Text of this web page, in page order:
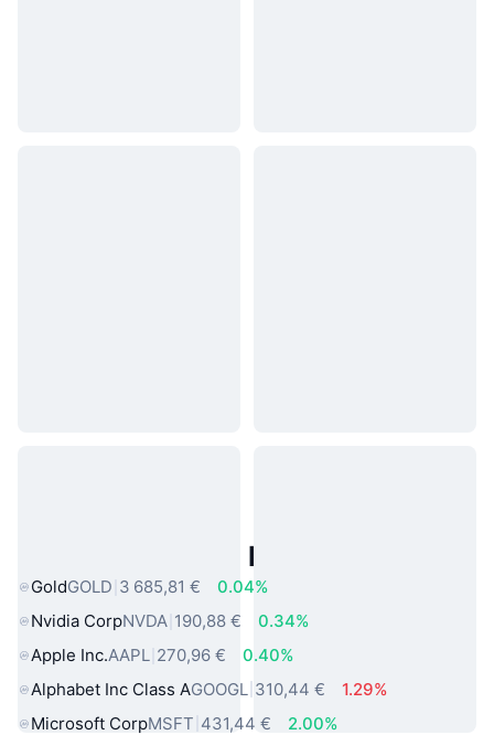
Actifs du Monde Réel Populaires
GoldGOLD 3 685,81 €
0.04%
Nvidia CorpNVDA 190,88 €
0.34%
Apple Inc.AAPL 270,96 €
0.40%
Alphabet Inc Class AGOOGL 310,44 €
1.29%
Microsoft CorpMSFT 431,44 €
2.00%